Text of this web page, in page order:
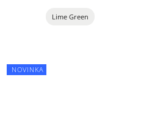
Lime Green
NOVINKA